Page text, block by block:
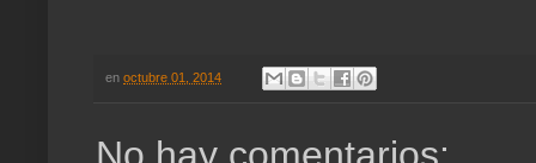
en octubre 01, 2014